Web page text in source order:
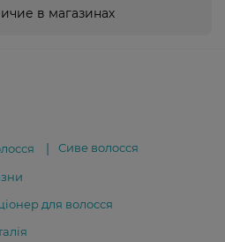
в магазинах
Сиве волосся
для волосся